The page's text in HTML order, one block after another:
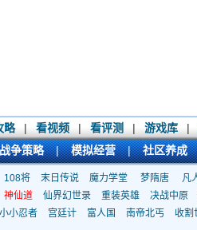
略 | 看视频 | 看评测 | 游戏库 |
战争策略 | 模拟经营 | 社区养成
108将 末日传说 魔力学堂 梦隋唐 凡
神仙道 仙界幻世录 重装英雄 决战中原
小小忍者 宫廷计 富人国 南帝北丐 收割